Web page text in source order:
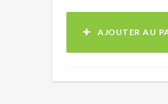
AJOUTER AU